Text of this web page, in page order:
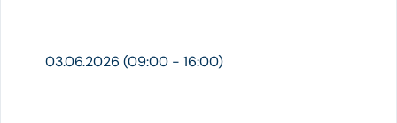
03.06.2026 (09:00 - 16:00)